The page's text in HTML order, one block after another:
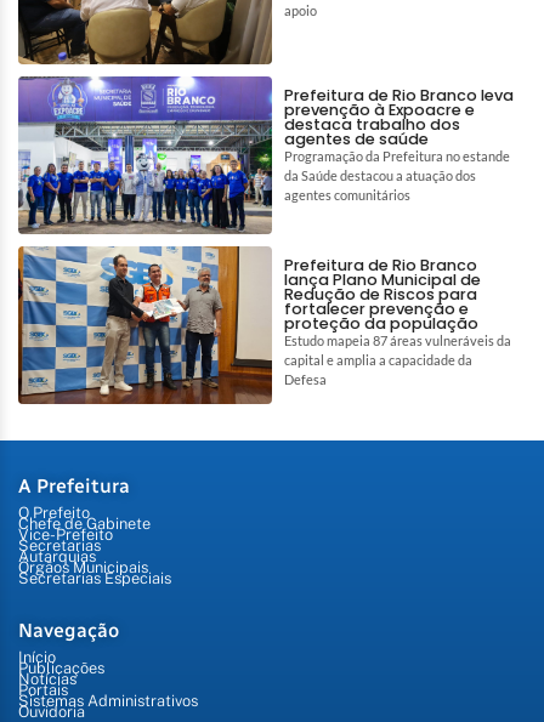
apoio
Prefeitura de Rio Branco leva
prevenção à Expoacre e
destaca trabalho dos
agentes de saúde
Programação da Prefeitura no estande
da Saúde destacou a atuação dos
agentes comunitários
Prefeitura de Rio Branco
lança Plano Municipal de
Redução de Riscos para
fortalecer prevenção e
proteção da população
Estudo mapeia 87 áreas vulneráveis da
capital e amplia a capacidade da
Defesa
A Prefeitura
O Prefeito
Chefe de Gabinete
Vice-Prefeito
Secretarias
Autarquias
Órgãos Municipais
Secretarias Especiais
Navegação
Início
Publicações
Notícias
Portais
Sistemas Administrativos
Ouvidoria